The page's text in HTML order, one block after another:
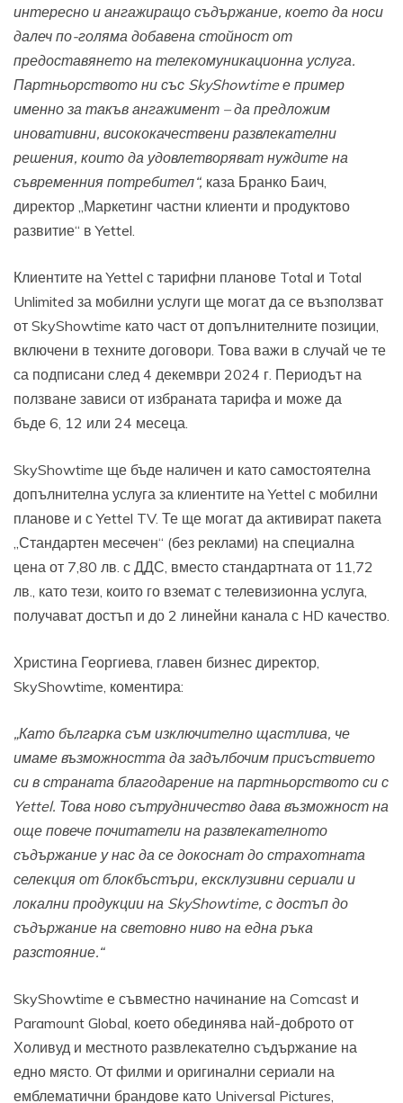
интересно и ангажиращо съдържание, което да носи
далеч по-голяма добавена стойност от
предоставянето на телекомуникационна услуга.
Партньорството ни със SkyShowtime е пример
именно за такъв ангажимент – да предложим
иновативни, висококачествени развлекателни
решения, които да удовлетворяват нуждите на
съвременния потребител“, каза Бранко Баич,
директор „Маркетинг частни клиенти и продуктово
развитие“ в Yettel.
Клиентите на Yettel с тарифни планове Total и Total
Unlimited за мобилни услуги ще могат да се възползват
от SkyShowtime като част от допълнителните позиции,
включени в техните договори. Това важи в случай че те
са подписани след 4 декември 2024 г. Периодът на
ползване зависи от избраната тарифа и може да
бъде 6, 12 или 24 месеца.
SkyShowtime ще бъде наличен и като самостоятелна
допълнителна услуга за клиентите на Yettel с мобилни
планове и с Yettel TV. Те ще могат да активират пакета
„Стандартен месечен“ (без реклами) на специална
цена от 7,80 лв. с ДДС, вместо стандартната от 11,72
лв., като тези, които го вземат с телевизионна услуга,
получават достъп и до 2 линейни канала с HD качество.
Христина Георгиева, главен бизнес директор,
SkyShowtime, коментира:
„Като българка съм изключително щастлива, че
имаме възможността да задълбочим присъствието
си в страната благодарение на партньорството си с
Yettel. Това ново сътрудничество дава възможност на
още повече почитатели на развлекателното
съдържание у нас да се докоснат до страхотната
селекция от блокбъстъри, ексклузивни сериали и
локални продукции на SkyShowtime, с достъп до
съдържание на световно ниво на една ръка
разстояние.“
SkyShowtime е съвместно начинание на Comcast и
Paramount Global, което обединява най-доброто от
Холивуд и местното развлекателно съдържание на
едно място. От филми и оригинални сериали на
емблематични брандове като Universal Pictures,